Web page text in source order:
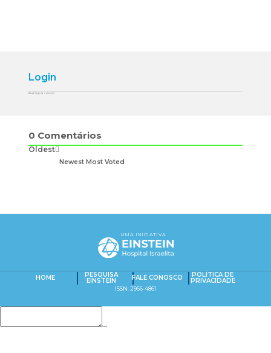
Login
Please login to comment
0 Comentários
Oldest
Newest Most Voted
HOME PESQUISA
EINSTEIN FALE CONOSCO POLÍTICA DE
PRIVACIDADE
ISSN: 2966-4861
UMA INICIATIVA
Insert